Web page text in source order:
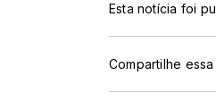
Esta notícia foi
Compartilhe